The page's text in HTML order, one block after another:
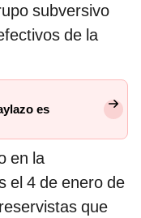
subversivo
de la
es
en la
el 4 de enero de
que